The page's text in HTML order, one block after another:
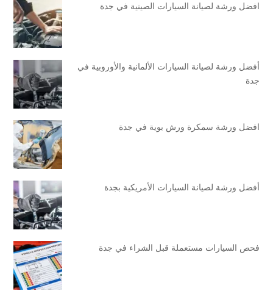
افضل ورشة لصيانة السيارات الصينية في جدة
أفضل ورشة لصيانة السيارات الألمانية والأوروبية في
جدة
افضل ورشة سمكرة ورش بوية في جدة
أفضل ورشة لصيانة السيارات الأمريكية بجدة
فحص السيارات مستعملة قبل الشراء في جدة